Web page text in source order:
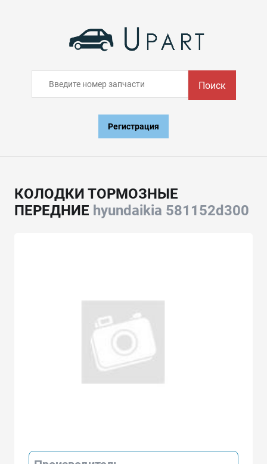
Поиск
Регистрация
КОЛОДКИ ТОРМОЗНЫЕ
ПЕРЕДНИЕ hyundaikia 581152d300